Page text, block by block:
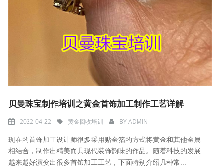
贝曼珠宝制作培训之黄金首饰加工制作工艺详解
2022-04-22 黄金回收培训 BYADMIN
现在的首饰加工设计师很多采用贴金箔的方式将黄金和其他金属
相结合，制作出精美而具现代装饰韵味的作品。随着科技的发展
越来越好演变出很多首饰加工工艺，下面特别介绍几种常...